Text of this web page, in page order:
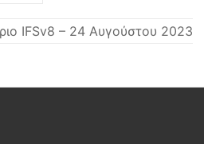
IFSv8 – 24 Αυγούστου 2023